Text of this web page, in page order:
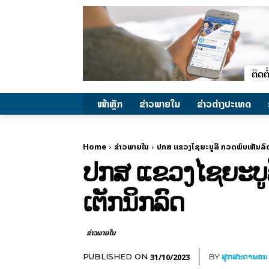
ໜ້າຫຼັກ ຂ່າວພາຍ​ໃນ ຂ່າວຕ່າງປະເທດ
Home ຂ່າວພາຍ​ໃນ ປກສ ແຂວງໄຊຍະບູລີ ກວດພົບເຫັນ
ປກສ ແຂວງໄຊຍະ
ເຕັກນິກລົດ
ຂ່າວພາຍ​ໃນ
PUBLISHED ON 31/10/2023 BYສຸກສະດາພອນ